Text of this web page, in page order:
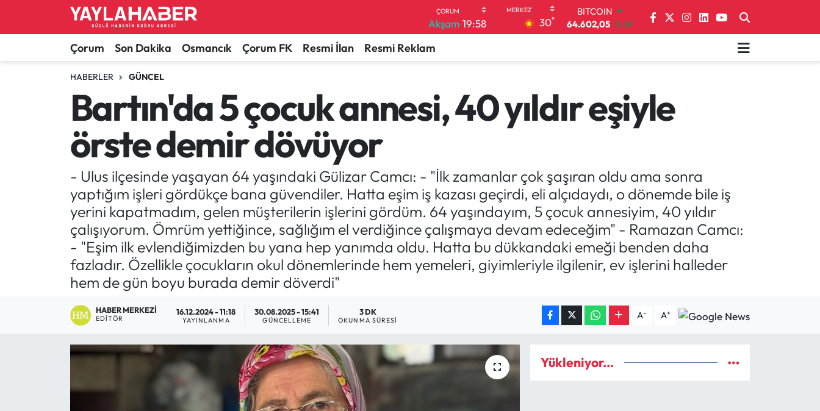
Akşam 19:58 30°
DOLAR
47,6006 0.06
EURO
6513.94 0.32
BİST100
48
Çorum Son Dakika Osmancık Çorum FK Resmi İlan Resmi Reklam
HABERLER GÜNCEL
Bartın'da 5 çocuk annesi, 40 yıldır eşiyle
örste demir dövüyor
- Ulus ilçesinde yaşayan 64 yaşındaki Gülizar Camcı: - "İlk zamanlar çok şaşıran oldu ama sonra
yaptığım işleri gördükçe bana güvendiler. Hatta eşim iş kazası geçirdi, eli alçıdaydı, o dönemde bile iş
yerini kapatmadım, gelen müşterilerin işlerini gördüm. 64 yaşındayım, 5 çocuk annesiyim, 40 yıldır
çalışıyorum. Ömrüm yettiğince, sağlığım el verdiğince çalışmaya devam edeceğim" - Ramazan Camcı:
- "Eşim ilk evlendiğimizden bu yana hep yanımda oldu. Hatta bu dükkandaki emeği benden daha
fazladır. Özellikle çocukların okul dönemlerinde hem yemeleri, giyimleriyle ilgilenir, ev işlerini halleder
hem de gün boyu burada demir döverdi"
HABER MERKEZI
EDITÖR
16.12.2024 - 11:18
YAYINLANMA
30.08.2025 - 15:41
GÜNCELLEME
3 DK
OKUNMA SÜRESI A- A+
Yükleniyor...
Alaca Haberleri
Bayat Haberleri
Bilgi - Keşfet Haberleri
Bilim ve Teknoloji
Boğazkale Haberleri
Çorum Haberleri
Çorum Son Dakika Haberleri
Dodurga Haberleri
Ekonomi
İskilip Haberleri
Çorum Nöbetçi Eczaneler
Çorum Hava Durumu
Çorum Namaz Vakitleri
Çorum Trafik Yoğunluk Haritası
TFF 1.Lig Puan Durumu ve Fikstür
Tüm Manşetler
Son Dakika Haberleri
Haber Arşivi